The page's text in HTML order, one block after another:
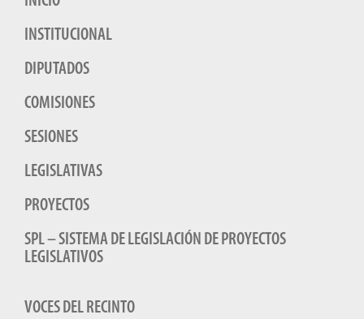
INSTITUCIONAL
DIPUTADOS
COMISIONES
SESIONES
LEGISLATIVAS
PROYECTOS
SPL – SISTEMA DE LEGISLACIÓN DE PROYECTOS
LEGISLATIVOS
VOCES DEL RECINTO